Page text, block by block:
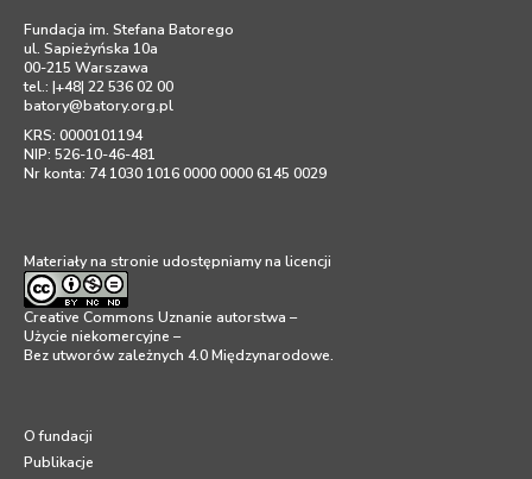
Fundacja im. Stefana Batorego
ul. Sapieżyńska 10a
00-215 Warszawa
tel.: |+48| 22 536 02 00
batory@batory.org.pl
KRS: 0000101194
NIP: 526-10-46-481
Nr konta: 74 1030 1016 0000 0000 6145 0029
Materiały na stronie udostępniamy na licencji
Creative Commons Uznanie autorstwa –
Użycie niekomercyjne –
Bez utworów zależnych 4.0 Międzynarodowe.
O fundacji
Publikacje